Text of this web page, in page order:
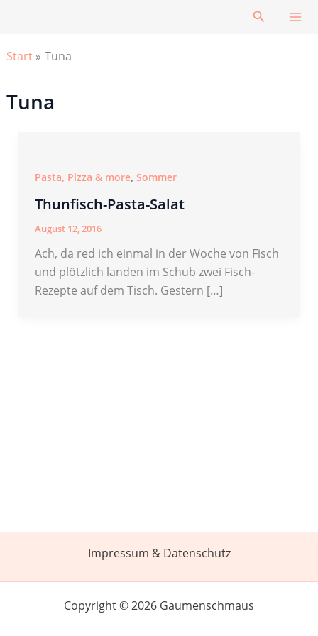
Suchen
Start Tuna
Tuna
Pasta, Pizza & more, Sommer
Thunfisch-Pasta-Salat
August 12, 2016
Ach, da red ich einmal in der Woche von Fisch
und plötzlich landen im Schub zwei Fisch-
Rezepte auf dem Tisch. Gestern […]
Impressum & Datenschutz
Copyright © 2026 Gaumenschmaus